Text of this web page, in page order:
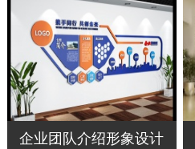
企业团队介绍形象设计